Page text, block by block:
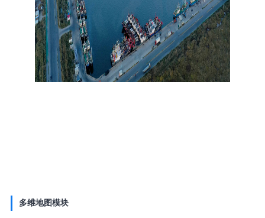
多维地图模块